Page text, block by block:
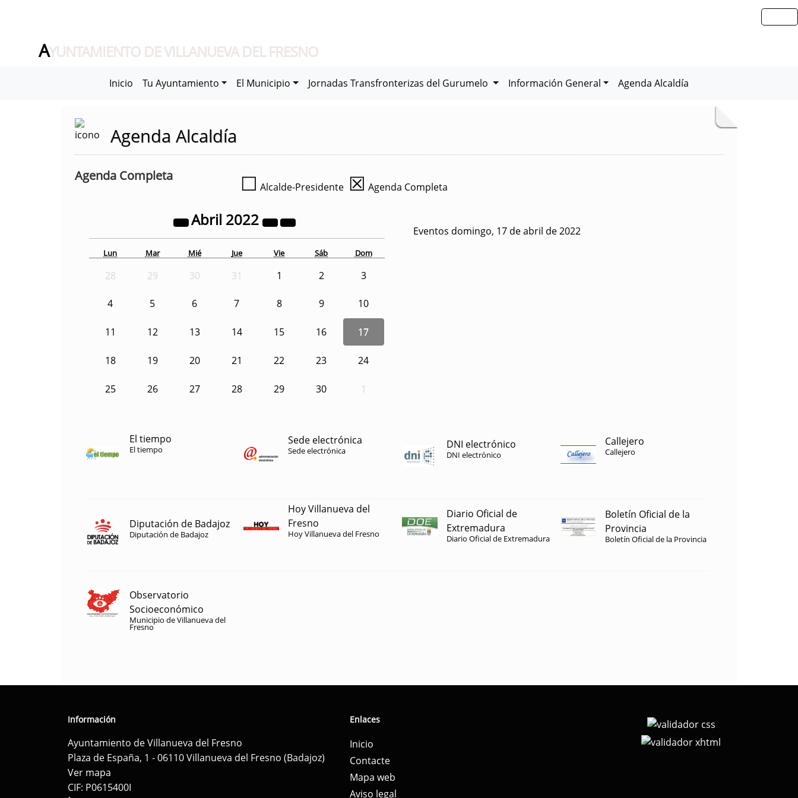
AYUNTAMIENTO DE VILLANUEVA DEL FRESNO
Inicio Tu Ayuntamiento El Municipio Jornadas Transfronterizas del Gurumelo Información General Agenda Alcaldía
Agenda Alcaldía
Agenda Completa ☐ Alcalde-Presidente ☒ Agenda Completa
Abril 2022
Lun Mar Mié Jue Vie Sáb Dom
28 29 30 31 1 2 3
4 5 6 7 8 9 10
11 12 13 14 15 16 17
18 19 20 21 22 23 24
25 26 27 28 29 30 1
Eventos domingo, 17 de abril de 2022
El tiempo
El tiempo
Sede electrónica
Sede electrónica DNI electrónico
DNI electrónico
Callejero
Callejero
Diputación de Badajoz
Diputación de Badajoz
Hoy Villanueva del
Fresno
Hoy Villanueva del Fresno
Diario Oficial de
Extremadura
Diario Oficial de Extremadura
Boletín Oficial de la
Provincia
Boletín Oficial de la Provincia
Observatorio
Socioeconómico
Municipio de Villanueva del
Fresno
Información
Ayuntamiento de Villanueva del Fresno
Plaza de España, 1 - 06110 Villanueva del Fresno (Badajoz)
Ver mapa
CIF: P0615400I
Enlaces
Inicio
Contacte
Mapa web
Aviso legal